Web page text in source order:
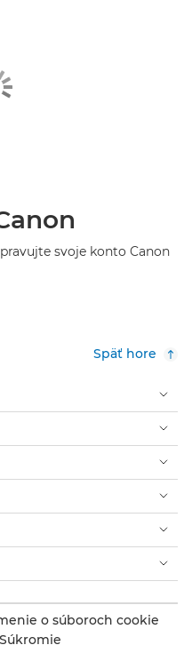
svoje konto Canon
Späť hore
o súboroch cookie
Súkromie